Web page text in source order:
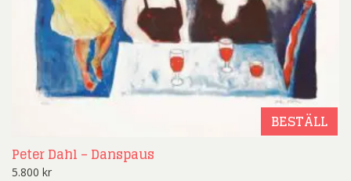
BESTÄLL
Peter Dahl – Danspaus
5.800 kr